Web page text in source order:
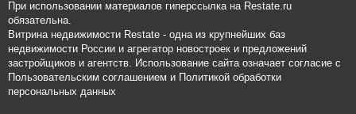
При использовании материалов гиперссылка на Restate.ru
обязательна.
Витрина недвижимости Restate - одна из крупнейших баз
недвижимости России и агрегатор новостроек и предложений
застройщиков и агентств. Использование сайта означает согласие с
Пользовательским соглашением и Политикой обработки
персональных данных